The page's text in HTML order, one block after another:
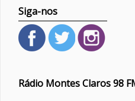
Siga-nos
Rádio Montes Claros 98